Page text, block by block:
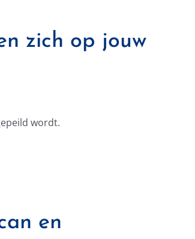
zich op jouw
wordt.
en